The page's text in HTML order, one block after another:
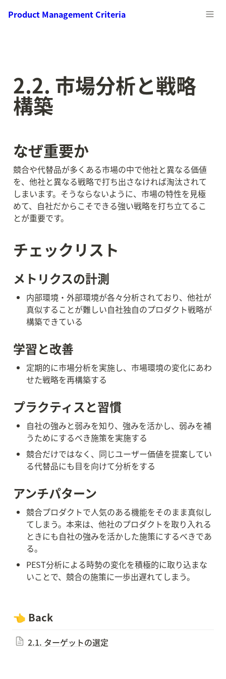
Product Management Criteria
2.2. 市場分析と戦略
構築
なぜ重要か
競合や代替品が多くある市場の中で他社と異なる価値
を、他社と異なる戦略で打ち出さなければ淘汰されて
しまいます。そうならないように、市場の特性を見極
めて、自社だからこそできる強い戦略を打ち立てるこ
とが重要です。
チェックリスト
メトリクスの計測
内部環境・外部環境が各々分析されており、他社が
真似することが難しい自社独自のプロダクト戦略が
構築できている
学習と改善
定期的に市場分析を実施し、市場環境の変化にあわ
せた戦略を再構築する
プラクティスと習慣
自社の強みと弱みを知り、強みを活かし、弱みを補
うためにするべき施策を実施する
競合だけではなく、同じユーザー価値を提案してい
る代替品にも目を向けて分析をする
アンチパターン
競合プロダクトで人気のある機能をそのまま真似し
てしまう。本来は、他社のプロダクトを取り入れる
ときにも自社の強みを活かした施策にするべきであ
る。
PEST分析による時勢の変化を積極的に取り込まな
いことで、競合の施策に一歩出遅れてしまう。
👈 Back
2.1. ターゲットの選定